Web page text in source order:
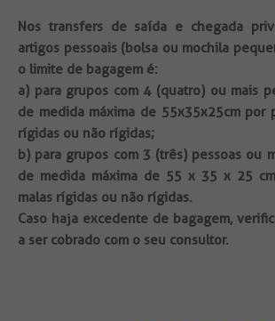
Nos transfers de saída e chegada
artigos pessoais (bolsa ou mochila
o limite de bagagem é:
a) para grupos com 4 (quatro) ou mais
de medida máxima de 55x35x25cm por
rígidas ou não rígidas;
b) para grupos com 3 (três) pessoas ou
de medida máxima de 55 x 35 x 25
malas rígidas ou não rígidas.
Caso haja excedente de bagagem,
a ser cobrado com o seu consultor.